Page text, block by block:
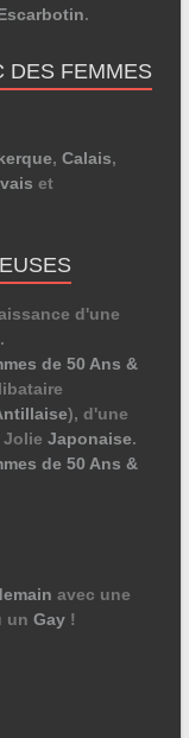
.
DES FEMMES
, Calais,
et
d'une
.
de 50 Ans &
), d'une
Japonaise.
de 50 Ans &
avec une
un Gay!